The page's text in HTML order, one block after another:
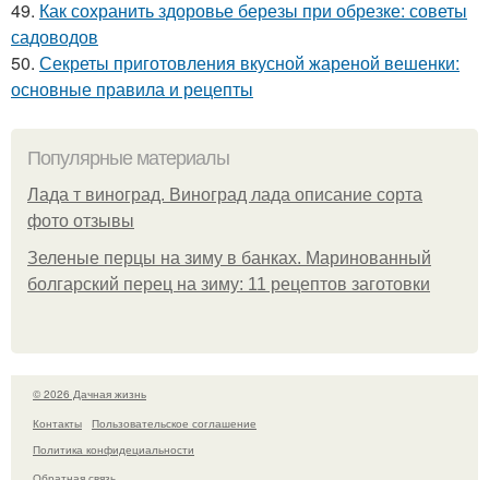
49. Как сохранить здоровье березы при обрезке: советы
садоводов
50. Секреты приготовления вкусной жареной вешенки:
основные правила и рецепты
Популярные материалы
Лада т виноград. Виноград лада описание сорта
фото отзывы
Зеленые перцы на зиму в банках. Маринованный
болгарский перец на зиму: 11 рецептов заготовки
© 2026 Дачная жизнь
Контакты
Пользовательское соглашение
Политика конфидециальности